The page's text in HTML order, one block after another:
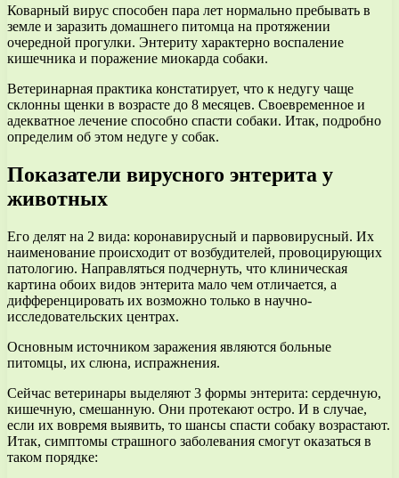
Коварный вирус способен пара лет нормально пребывать в
земле и заразить домашнего питомца на протяжении
очередной прогулки. Энтериту характерно воспаление
кишечника и поражение миокарда собаки.
Ветеринарная практика констатирует, что к недугу чаще
склонны щенки в возрасте до 8 месяцев. Своевременное и
адекватное лечение способно спасти собаки. Итак, подробно
определим об этом недуге у собак.
Показатели вирусного энтерита у
животных
Его делят на 2 вида: коронавирусный и парвовирусный. Их
наименование происходит от возбудителей, провоцирующих
патологию. Направляться подчернуть, что клиническая
картина обоих видов энтерита мало чем отличается, а
дифференцировать их возможно только в научно-
исследовательских центрах.
Основным источником заражения являются больные
питомцы, их слюна, испражнения.
Сейчас ветеринары выделяют 3 формы энтерита: сердечную,
кишечную, смешанную. Они протекают остро. И в случае,
если их вовремя выявить, то шансы спасти собаку возрастают.
Итак, симптомы страшного заболевания смогут оказаться в
таком порядке: